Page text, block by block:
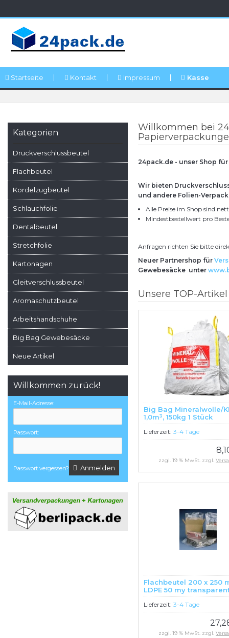
Startseite Kontakt Impressum Kasse
Kategorien
Druckverschlussbeutel
Flachbeutel
Kordelzugbeutel
Schlauchfolie
Dentalbeutel
Stretchfolie
Kartonagen
Gleitverschlussbeutel
Aromaschutzbeutel
Arbeitshandschuhe
Big Bag Gewebesäcke
Neue Artikel
Willkommen zurück!
E-Mail-Adresse:
Passwort:
Passwort vergessen? Anmelden
Willkommen bei
24pack.de - unser Shop
Wir bieten
und andere Folien-
Alle Preise im Shop sind
Mindestbestellwert pro
Anfragen richten Sie bitte
Neuer Partnershop für
Gewebesäcke unter
Unsere TOP-Artikel
Big Bag Mineralwolle/
1,0m³, 150kg 1 Stück
Lieferzeit: 3-4 Tage
zzgl. 19 % MwSt. zzgl.
Flachbeutel 200 x 250
LDPE 50 my
Stück
Lieferzeit: 3-4 Tage
zzgl. 19 % MwSt. zzgl.